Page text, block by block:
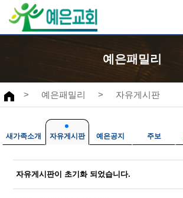
예은패밀리
> 예은패밀리 > 자유게시판
새가족소개 자유게시판 예은공지 주보
자유게시판이 초기화 되었습니다.